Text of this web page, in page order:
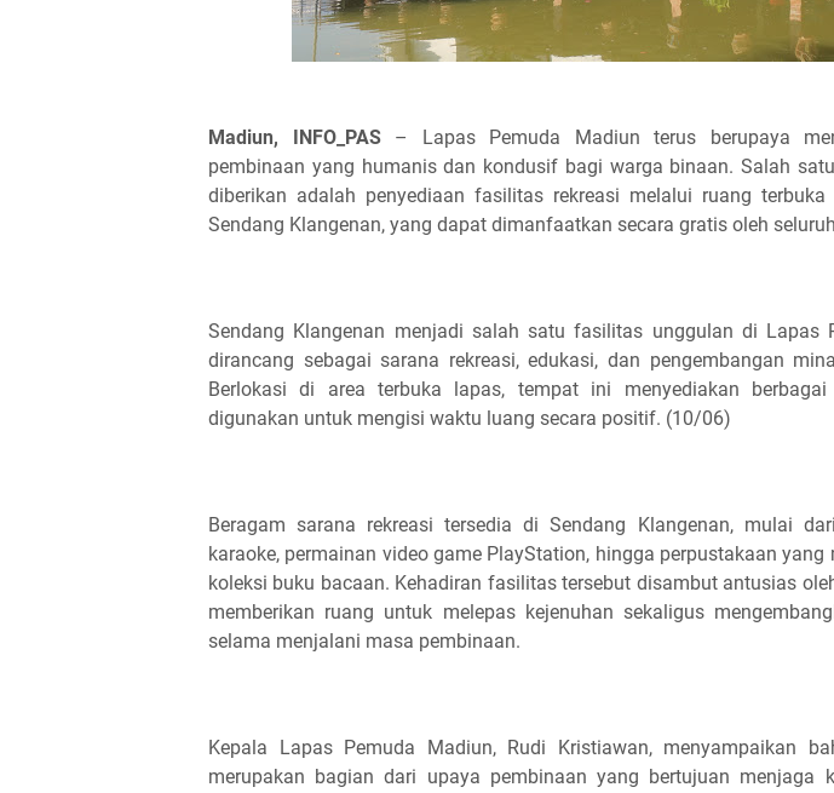
Madiun, INFO_PAS– Lapas Pemuda Madiun terus berupaya
pembinaan yang humanis dan kondusif bagi warga binaan. Salah
diberikan adalah penyediaan fasilitas rekreasi melalui ruang terbuka
Sendang Klangenan, yang dapat dimanfaatkan secara gratis oleh
Sendang Klangenan menjadi salah satu fasilitas unggulan di Lapas
dirancang sebagai sarana rekreasi, edukasi, dan pengembangan
Berlokasi di area terbuka lapas, tempat ini menyediakan
digunakan untuk mengisi waktu luang secara positif. (10/06)
Beragam sarana rekreasi tersedia di Sendang Klangenan, mulai
karaoke, permainan video game PlayStation, hingga perpustakaan yang
koleksi buku bacaan. Kehadiran fasilitas tersebut disambut antusias
memberikan ruang untuk melepas kejenuhan sekaligus
selama menjalani masa pembinaan.
Kepala Lapas Pemuda Madiun, Rudi Kristiawan, menyampaikan
merupakan bagian dari upaya pembinaan yang bertujuan menjaga